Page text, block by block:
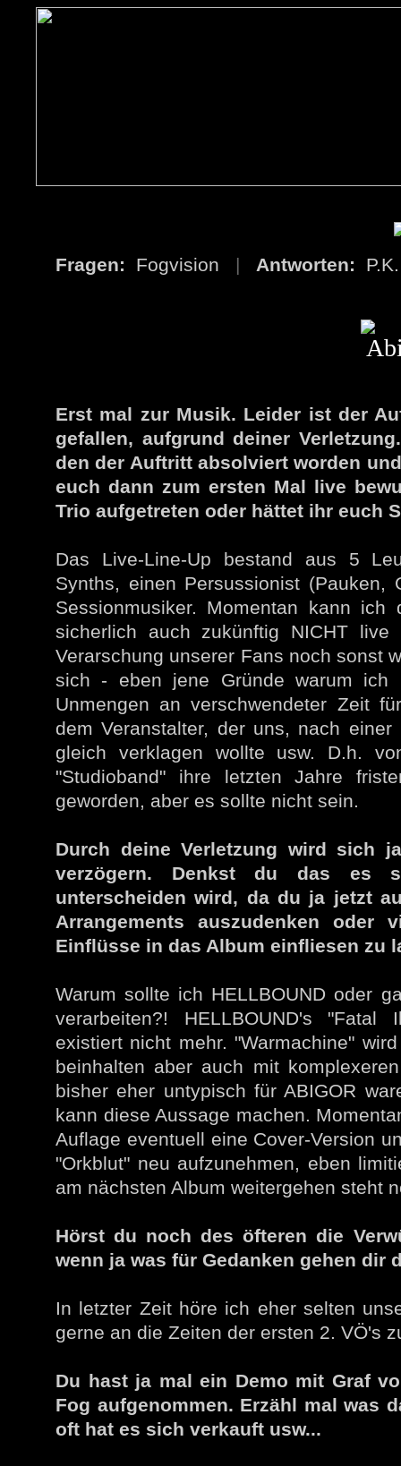
Fragen: Fogvision | Antworten:
Erst mal zur Musik. Leider ist der
gefallen, aufgrund deiner
den der Auftritt absolviert worden
euch dann zum ersten Mal live
Trio aufgetreten oder hättet ihr euch
Das Live-Line-Up bestand aus 5
Synths, einen Persussionist
Sessionmusiker. Momentan kann
sicherlich auch zukünftig NICHT
Verarschung unserer Fans noch sonst
sich - eben jene Gründe warum
Unmengen an verschwendeter Zeit
dem Veranstalter, der uns, nach
gleich verklagen wollte usw. D.h.
"Studioband" ihre letzten Jahre
geworden, aber es sollte nicht sein.
Durch deine Verletzung wird sich
verzögern. Denkst du das es
unterscheiden wird, da du ja jetzt
Arrangements auszudenken oder
Einflüsse in das Album einfliesen zu
Warum sollte ich HELLBOUND oder
verarbeiten?! HELLBOUND's "Fatal
existiert nicht mehr. "Warmachine"
beinhalten aber auch mit
bisher eher untypisch für ABIGOR
kann diese Aussage machen.
Auflage eventuell eine Cover-Version
"Orkblut" neu aufzunehmen, eben
am nächsten Album weitergehen steht
Hörst du noch des öfteren die
wenn ja was für Gedanken gehen dir
In letzter Zeit höre ich eher selten
gerne an die Zeiten der ersten 2. VÖ's
Du hast ja mal ein Demo mit Graf
Fog aufgenommen. Erzähl mal was
oft hat es sich verkauft usw...